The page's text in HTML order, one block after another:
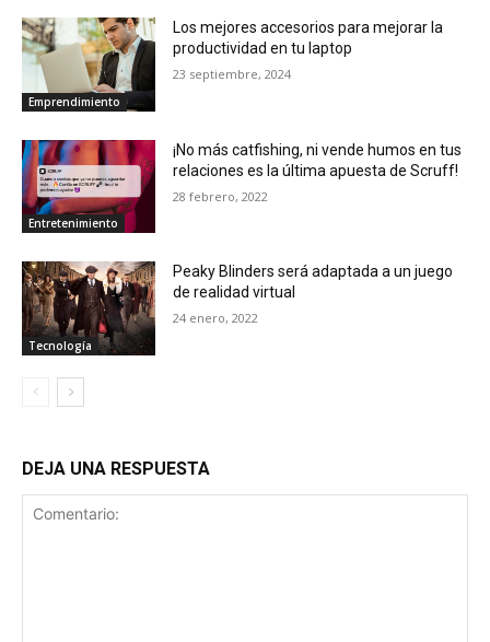
Emprendimiento
Los mejores accesorios para mejorar la
productividad en tu laptop
23 septiembre, 2024
Entretenimiento
¡No más catfishing, ni vende humos en tus
relaciones es la última apuesta de Scruff!
28 febrero, 2022
Tecnología
Peaky Blinders será adaptada a un juego
de realidad virtual
24 enero, 2022
DEJA UNA RESPUESTA